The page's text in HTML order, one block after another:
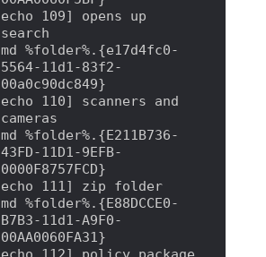
echo 109] opens up
search
md %folder%.{e17d4fc0-
5564-11d1-83f2-
00a0c90dc849}
echo 110] scanners and
cameras
md %folder%.{E211B736-
43FD-11D1-9EFB-
0000F8757FCD}
echo 111] zip folder
md %folder%.{E88DCCE0-
B7B3-11d1-A9F0-
00AA0060FA31}